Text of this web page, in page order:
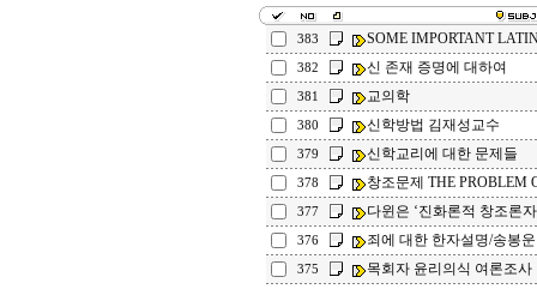
383 SOME IMPORTANT
382 신 존재 증명에 대하여
381 교의학
380 신학방법 김재성교수
379 신학교리에 대한 문제들
378 창조문제 THE PROBLEM
377 다윈은 ‘진화론적 창조론
376 죄에 대한 한자설명/송봉
375 목회자 윤리의식 여론조사